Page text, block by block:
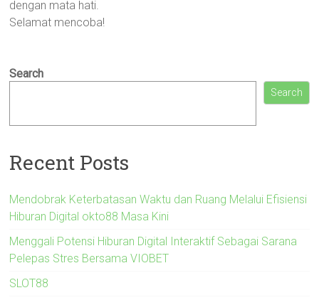
dengan mata hati.
Selamat mencoba!
Search
Search
Recent Posts
Mendobrak Keterbatasan Waktu dan Ruang Melalui Efisiensi
Hiburan Digital okto88 Masa Kini
Menggali Potensi Hiburan Digital Interaktif Sebagai Sarana
Pelepas Stres Bersama VIOBET
SLOT88